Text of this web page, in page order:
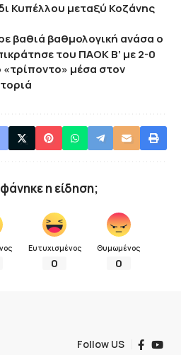
Κυπέλλου μεταξύ Κοζάνης
βαθιά βαθμολογική ανάσα ο
του ΠΑΟΚ Β’ με 2-0
«τρίποντο» μέσα στον
η είδηση;
Ευτυχισμένος
0
Θυμωμένος
0
Follow US